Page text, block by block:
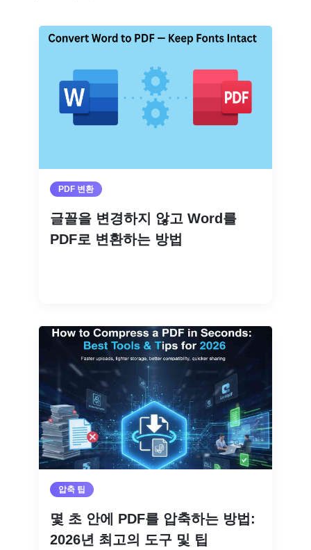
PDF 변환
글꼴을 변경하지 않고 Word를
PDF로 변환하는 방법
압축 팁
몇 초 안에 PDF를 압축하는 방법:
2026년 최고의 도구 및 팁